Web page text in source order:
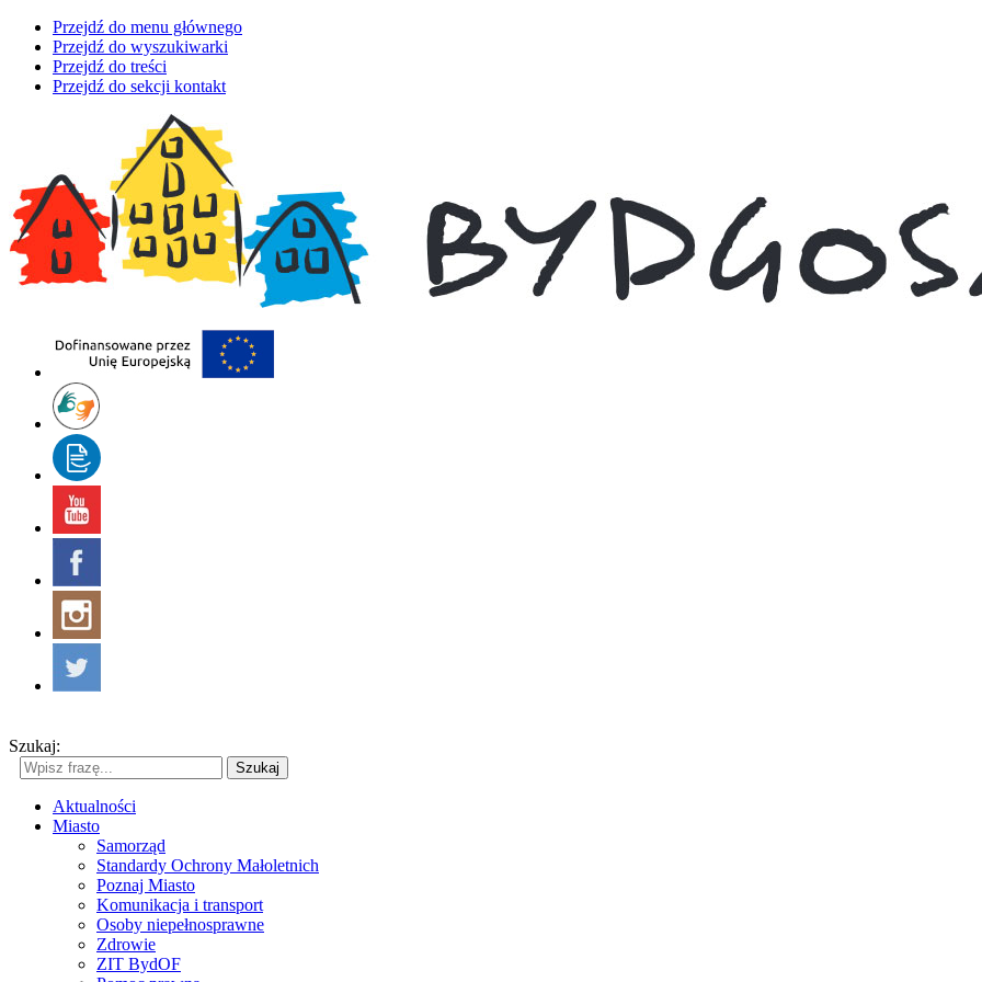
Przejdź do menu głównego
Przejdź do wyszukiwarki
Przejdź do treści
Przejdź do sekcji kontakt
Szukaj:
Szukaj
Aktualności
Miasto
Samorząd
Standardy Ochrony Małoletnich
Poznaj Miasto
Komunikacja i transport
Osoby niepełnosprawne
Zdrowie
ZIT BydOF